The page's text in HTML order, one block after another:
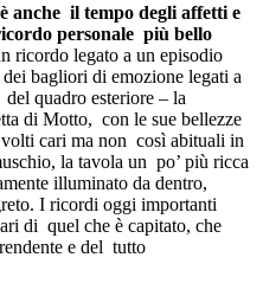
anche il tempo degli affetti e
personale più bello
ricordo legato a un episodio
bagliori di emozione legati a
quadro esteriore – la
di Motto, con le sue bellezze
cari ma non così abituali in
la tavola un po’ più ricca
illuminato da dentro,
I ricordi oggi importanti
di quel che è capitato, che
e del tutto